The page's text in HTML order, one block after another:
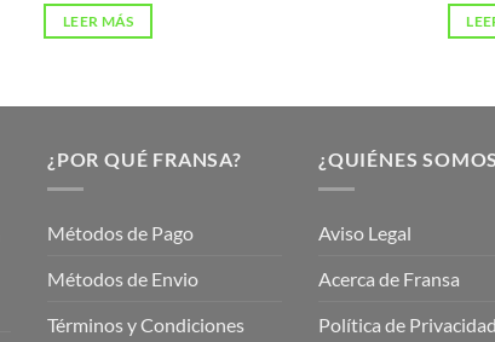
LEER MÁS
¿POR QUÉ FRANSA?
Métodos de Pago
Métodos de Envio
Términos y Condiciones
¿QUIÉNES
Aviso Legal
Acerca de Fransa
Política de Privacidad